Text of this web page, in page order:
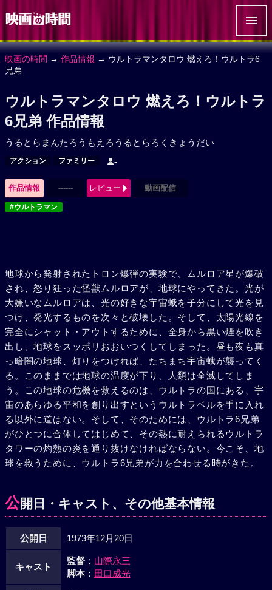
映画の時間 → 作品情報 → ウルトラマンタロウ 燃えろ！ウルトラ6
兄弟
ウルトラマンタロウ 燃えろ！ウルトラ
6兄弟 作品情報
うるとらまんたろうもえろうるとらろくきょうだい
アクション ファミリー -
作品情報 ------ レビュー 動画配信
#ウルトラマン
地球から発射されたトロン爆弾の実験で、ムルロア星が爆破
され、怒り狂った怪獣ムルロアが、地球にやってきた。光が
大嫌いなムルロアは、光の好きな宇宙蛾を子分にして光を見
つけ、発光するものを次々と破壊した。そして、太陽光線を
完全にシャット・アウトするために、全身から黒い煙を吹き
出し、地球をスッポリおおいつくしてしまった。昼も夜も真
っ暗闇の地球、灯りをつければ、たちまち宇宙蛾が襲ってく
る。このままでは地球の温度が下り、人類は全滅してしま
う。この地球の危機を救えるのは、ウルトラの国にある、宇
宙のあらゆる平和を創り出すというウルトラベルを手に入れ
る以外に道はない。そして、そのためには、ウルトラ6兄弟
がひとつに合体してはじめて、その熱に耐えられるウルトラ
タワーの灼熱の炎を通り抜けなければならない。今こそ、地
球を救うために、ウルトラ6兄弟が力を合わせる時がきた。
公開日・キャスト、その他基本情報
公開日 1973年12月20日
キャスト
監督： 山際永三
脚本： 田口成光